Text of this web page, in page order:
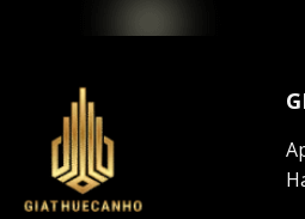
Gần các tuyến xe buýt chính
Tiếp cận nhanh chóng
thương mại